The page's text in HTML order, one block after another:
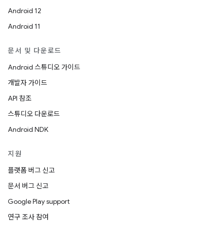
Android 12
Android 11
문서 및 다운로드
Android 스튜디오 가이드
개발자 가이드
API 참조
스튜디오 다운로드
Android NDK
지원
플랫폼 버그 신고
문서 버그 신고
Google Play support
연구 조사 참여